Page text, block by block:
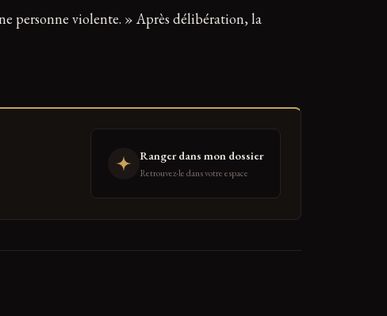
personne violente. » Après délibération, la
Ranger dans mon dossier
Retrouvez-le dans votre espace